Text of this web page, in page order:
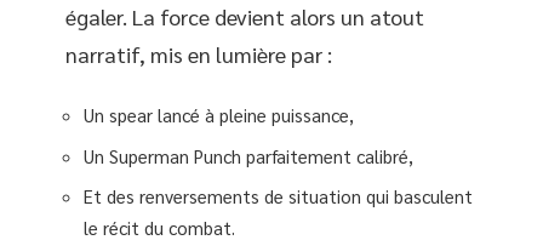
égaler. La force devient alors un atout
narratif, mis en lumière par :
Un spear lancé à pleine puissance,
Un Superman Punch parfaitement calibré,
Et des renversements de situation qui basculent
le récit du combat.